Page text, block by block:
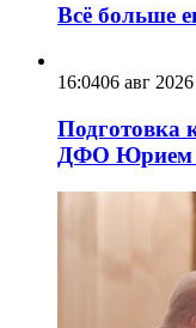
Всё больше
16:0406 авг 2026
Подготовка
ДФО Юрием